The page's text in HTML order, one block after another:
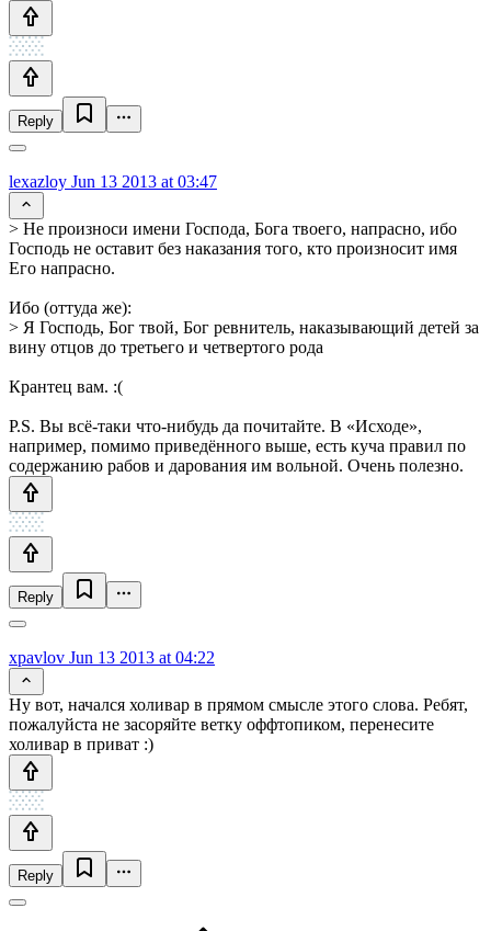
Reply
lexazloy Jun 13 2013 at 03:47
> Не произноси имени Господа, Бога твоего, напрасно, ибо
Господь не оставит без наказания того, кто произносит имя
Его напрасно.
Ибо (оттуда же):
> Я Господь, Бог твой, Бог ревнитель, наказывающий детей за
вину отцов до третьего и четвертого рода
Крантец вам. :(
P.S. Вы всё-таки что-нибудь да почитайте. В «Исходе»,
например, помимо приведённого выше, есть куча правил по
содержанию рабов и дарования им вольной. Очень полезно.
Reply
xpavlov Jun 13 2013 at 04:22
Ну вот, начался холивар в прямом смысле этого слова. Ребят,
пожалуйста не засоряйте ветку оффтопиком, перенесите
холивар в приват :)
Reply